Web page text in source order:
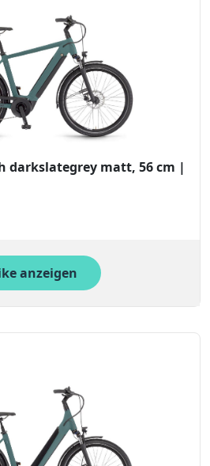
darkslategrey matt, 56 cm |
anzeigen